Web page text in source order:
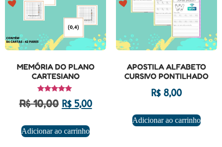
MEMÓRIA DO PLANO
CARTESIANO
Avaliação
5.00
de 5
R$10,00 R$5,00
Adicionar ao carrinho
APOSTILA ALFABETO
CURSIVO PONTILHADO
R$8,00
Adicionar ao carrinho